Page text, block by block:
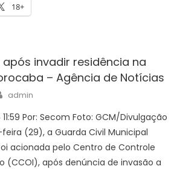
18+
invadir residência na
– Agência de Notícias
Author
admin
Por: Secom Foto: GCM/Divulgação
(29), a Guarda Civil Municipal
acionada pelo Centro de Controle
(CCOI), após denúncia de invasão a